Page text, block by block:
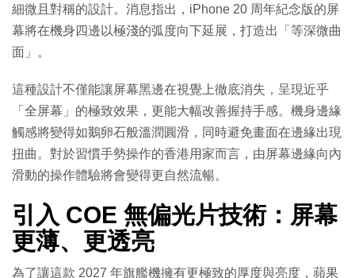
細微且對稱的設計。消息指出，iPhone 20 周年紀念版的屏
幕將在機身四邊以極淺的弧度向下延展，打造出「等深微曲
面」。
這種設計不僅能讓屏幕黑邊在視覺上徹底消失，呈現近乎
「全屏幕」的極致效果，更能大幅改善握持手感。機身邊緣
觸感將變得如鵝卵石般溫潤圓滑，同時避免畫面在邊緣出現
扭曲。對於習慣手勢操作的香港用家而言，由屏幕邊緣向內
滑動的操作體驗將會變得更自然流暢。
引入 COE 無偏光片技術：屏幕
更薄、更透亮
為了讓這款 2027 年旗艦機擁有更極致的厚度與亮度，蘋果